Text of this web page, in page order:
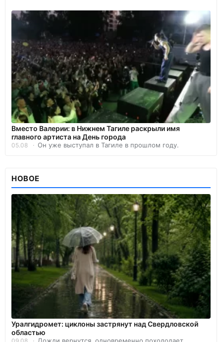
Вместо Валерии: в Нижнем Тагиле раскрыли имя
главного артиста на День города
05.08 Он уже выступал в Тагиле в прошлом году.
НОВОЕ
Уралгидромет: циклоны застрянут над Свердловской
областью